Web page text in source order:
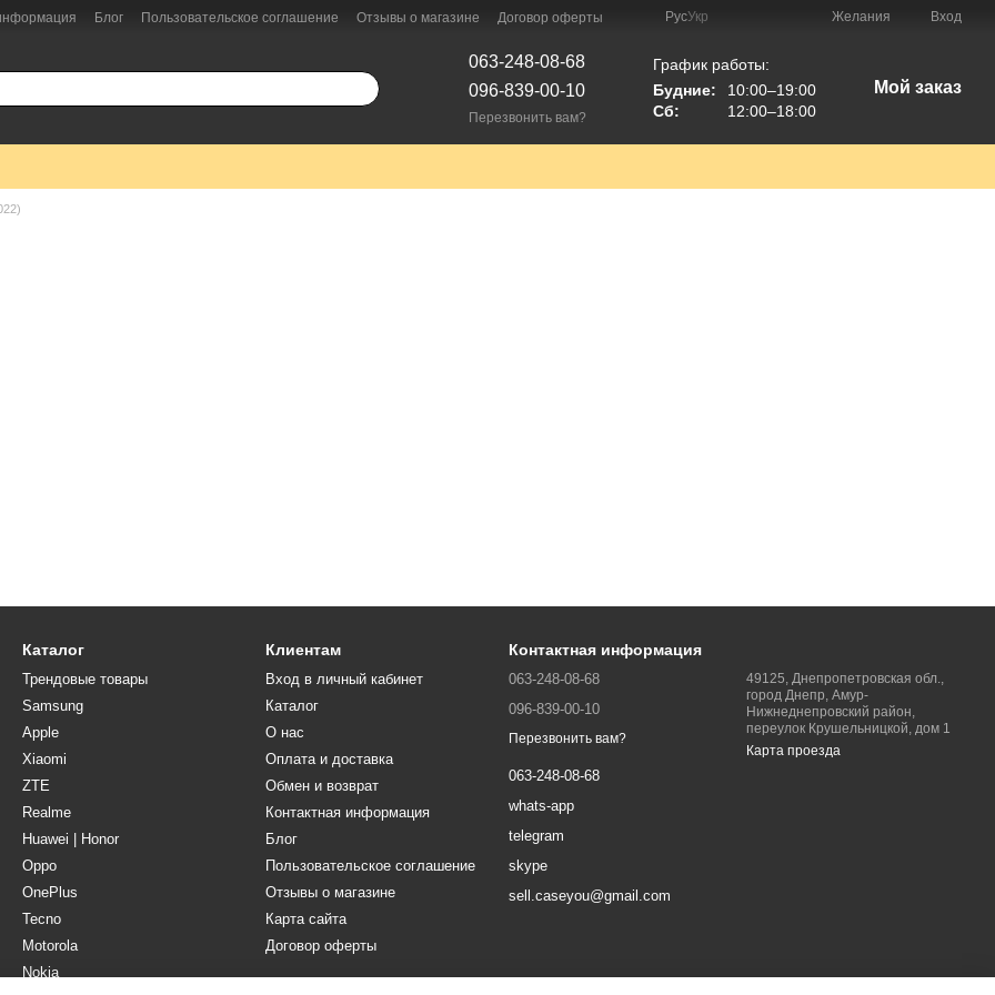
Блог Пользовательское соглашение Отзывы о магазине Договор оферты РусУкр Желания Вход
063-248-08-68
096-839-00-10
Перезвонить вам?
График работы:
Будние:
10:00–19:00
Сб:
12:00–18:00
Мой заказ
Каталог
Трендовые товары
Samsung
Apple
Xiaomi
ZTE
Realme
Huawei | Honor
Oppo
OnePlus
Tecno
Motorola
Nokia
Клиентам
Вход в личный кабинет
Каталог
О нас
Оплата и доставка
Обмен и возврат
Контактная информация
Блог
Пользовательское соглашение
Отзывы о магазине
Карта сайта
Договор оферты
Контактная информация
063-248-08-68
096-839-00-10
Перезвонить вам?
063-248-08-68
whats-app
telegram
skype
sell.caseyou@gmail.com
49125, Днепропетровская обл.,
город Днепр, Амур-
Нижнеднепровский район,
переулок Крушельницкой, дом 1
Карта проезда